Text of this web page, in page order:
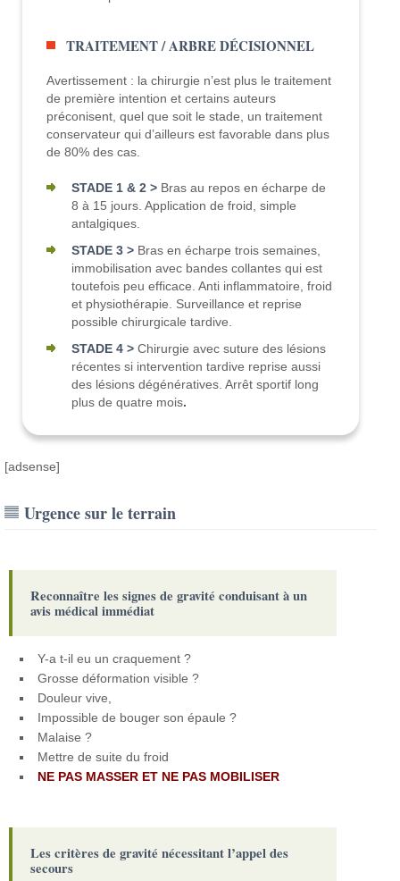
TRAITEMENT / ARBRE DÉCISIONNEL
Avertissement : la chirurgie n’est plus le traitement
de première intention et certains auteurs
préconisent, quel que soit le stade, un traitement
conservateur qui d’ailleurs est favorable dans plus
de 80% des cas.
STADE 1 & 2 > Bras au repos en écharpe de
8 à 15 jours. Application de froid, simple
antalgiques.
STADE 3 > Bras en écharpe trois semaines,
immobilisation avec bandes collantes qui est
toutefois peu efficace. Anti inflammatoire, froid
et physiothérapie. Surveillance et reprise
possible chirurgicale tardive.
STADE 4 > Chirurgie avec suture des lésions
récentes si intervention tardive reprise aussi
des lésions dégénératives. Arrêt sportif long
plus de quatre mois.
[adsense]
Urgence sur le terrain
Reconnaître les signes de gravité conduisant à un
avis médical immédiat
Y-a t-il eu un craquement ?
Grosse déformation visible ?
Douleur vive,
Impossible de bouger son épaule ?
Malaise ?
Mettre de suite du froid
NE PAS MASSER ET NE PAS MOBILISER
Les critères de gravité nécessitant l’appel des
secours